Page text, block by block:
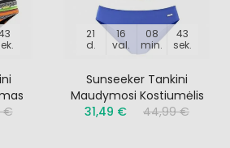
€
21
d.
16
val.
08
min.
43
sek.
Sunseeker Tankini
Maudymosi Kostiumėlis
31,49 €
44,99 €